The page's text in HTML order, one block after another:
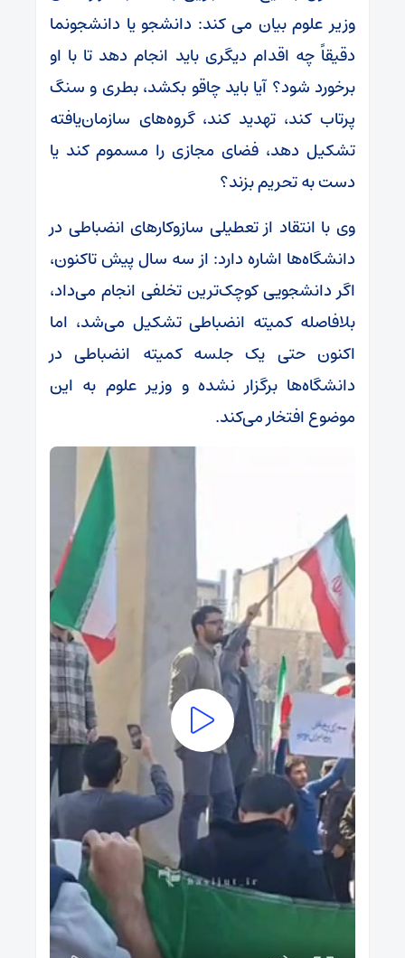
وزیر علوم بیان می کند: دانشجو یا دانشجونما
دقیقاً چه اقدام دیگری باید انجام دهد تا با او
برخورد شود؟ آیا باید چاقو بکشد، بطری و سنگ
پرتاب کند، تهدید کند، گروه‌های سازمان‌یافته
تشکیل دهد، فضای مجازی را مسموم کند یا
دست به تحریم بزند؟
وی با انتقاد از تعطیلی سازوکارهای انضباطی در
دانشگاه‌ها اشاره دارد: از سه سال پیش تاکنون،
اگر دانشجویی کوچک‌ترین تخلفی انجام می‌داد،
بلافاصله کمیته انضباطی تشکیل می‌شد، اما
اکنون حتی یک جلسه کمیته انضباطی در
دانشگاه‌ها برگزار نشده و وزیر علوم به این
موضوع افتخار می‌کند.